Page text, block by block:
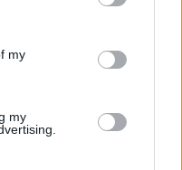
my
my
innehåll.